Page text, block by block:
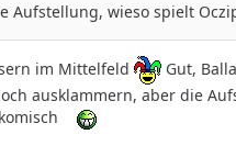
Aufstellung, wieso spielt
im Mittelfeld
Gut,
ausklammern, aber die